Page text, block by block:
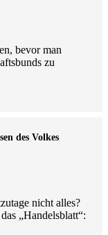
bevor man
zu
des Volkes
nicht alles?
„Handelsblatt“: